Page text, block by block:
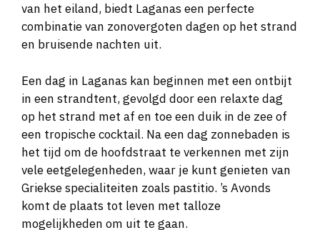
van het eiland, biedt Laganas een perfecte
combinatie van zonovergoten dagen op het strand
en bruisende nachten uit.
Een dag in Laganas kan beginnen met een ontbijt
in een strandtent, gevolgd door een relaxte dag
op het strand met af en toe een duik in de zee of
een tropische cocktail. Na een dag zonnebaden is
het tijd om de hoofdstraat te verkennen met zijn
vele eetgelegenheden, waar je kunt genieten van
Griekse specialiteiten zoals pastitio. ’s Avonds
komt de plaats tot leven met talloze
mogelijkheden om uit te gaan.